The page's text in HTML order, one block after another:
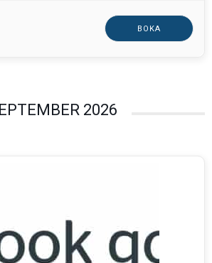
BOKA
2026